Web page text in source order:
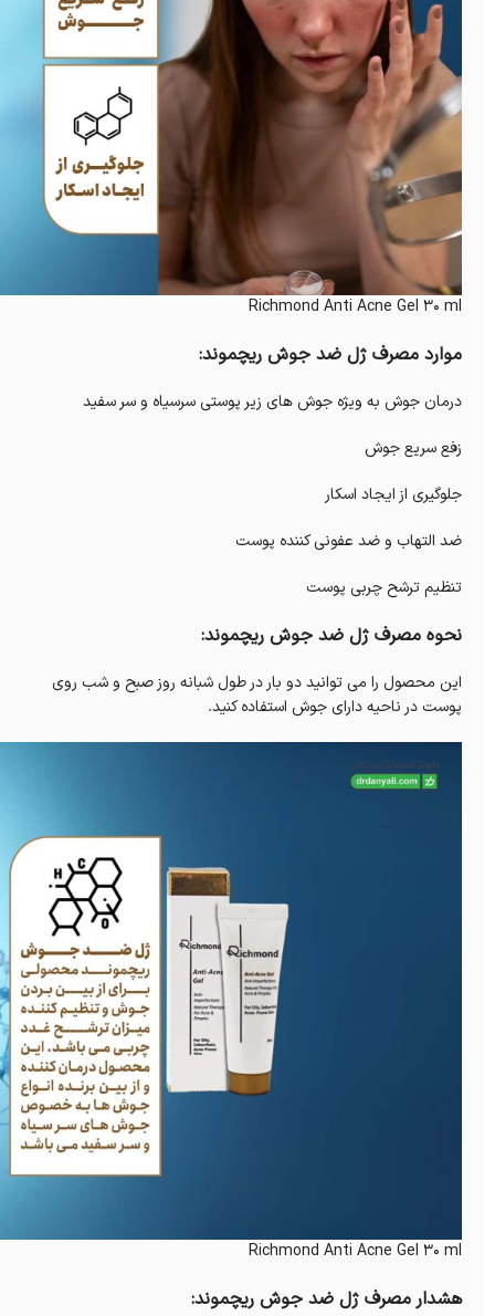
Richmond Anti Acne Gel 30 ml
موارد مصرف ژل ضد جوش ریچموند:
درمان جوش به ویژه جوش های زیر پوستی سرسیاه و سر سفید
زفع سریع جوش
جلوگیری از ایجاد اسکار
ضد التهاب و ضد عفونی کننده پوست
تنظیم ترشح چربی پوست
نحوه مصرف ژل ضد جوش ریچموند:
این محصول را می توانید دو بار در طول شبانه روز صبح و شب روی
پوست در ناحیه دارای جوش استفاده کنید.
Richmond Anti Acne Gel 30 ml
هشدار مصرف ژل ضد جوش ریچموند: